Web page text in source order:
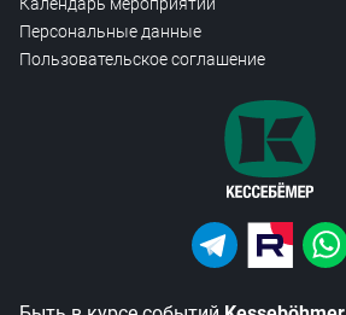
Персональные данные
Пользовательское соглашение